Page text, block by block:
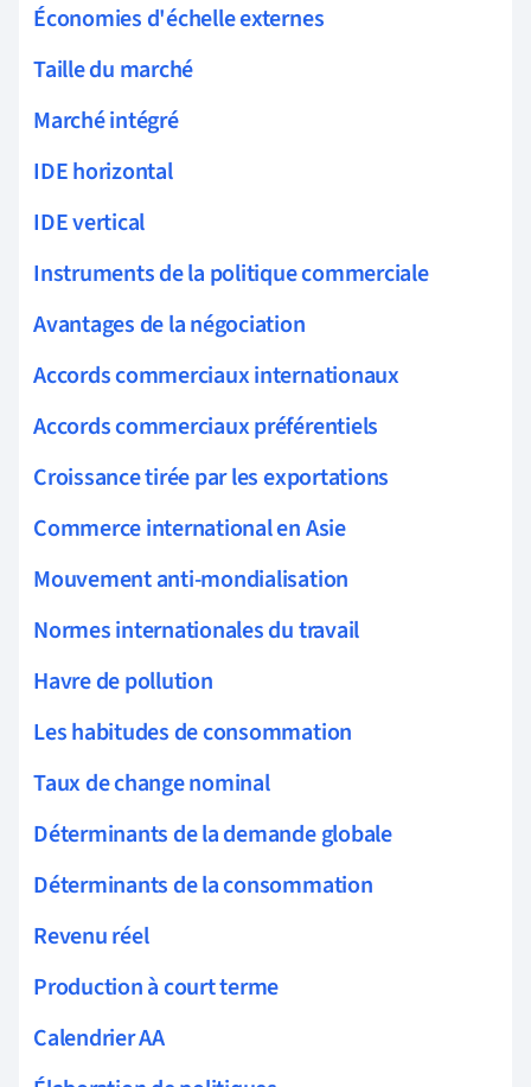
Économies d'échelle externes
Taille du marché
Marché intégré
IDE horizontal
IDE vertical
Instruments de la politique commerciale
Avantages de la négociation
Accords commerciaux internationaux
Accords commerciaux préférentiels
Croissance tirée par les exportations
Commerce international en Asie
Mouvement anti-mondialisation
Normes internationales du travail
Havre de pollution
Les habitudes de consommation
Taux de change nominal
Déterminants de la demande globale
Déterminants de la consommation
Revenu réel
Production à court terme
Calendrier AA